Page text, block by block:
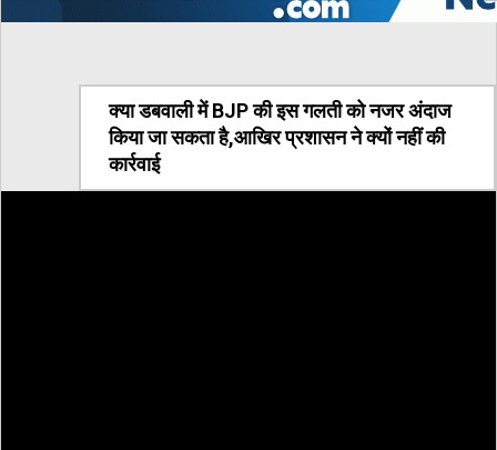
क्या डबवाली में BJP की इस गलती को नजर अंदाज
किया जा सकता है,आखिर प्रशासन ने क्यों नहीं की
कार्रवाई